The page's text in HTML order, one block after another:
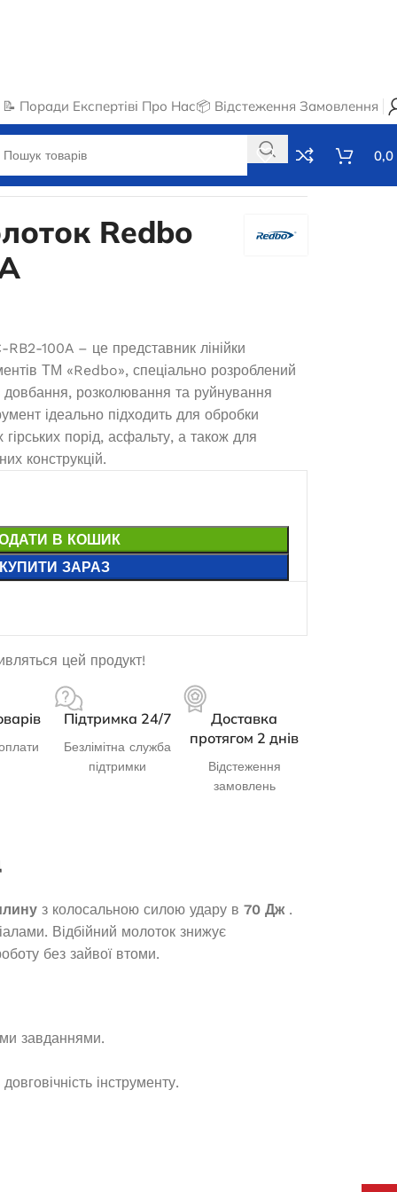
📝 Поради Експертівℹ️ Про Нас📦 Відстеження Замовлення
Генератор бензиновий EDON PT-
0,0
Redbo
100A – це представник лінійки
ТМ «Redbo», спеціально розроблений
довбання, розколювання та руйнування
ідеально підходить для обробки
порід, асфальту, а також для
конструкцій.
В КОШИК
КУПИТИ ЗАРАЗ
цей продукт!
Підтримка 24/7
Безлімітна служба
підтримки
Доставка
протягом 2 днів
Відстеження
замовлень
з колосальною силою удару в 70 Дж.
Відбійний молоток знижує
без зайвої втоми.
завданнями.
інструменту.